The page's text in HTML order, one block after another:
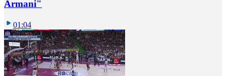
Armani"
01:04